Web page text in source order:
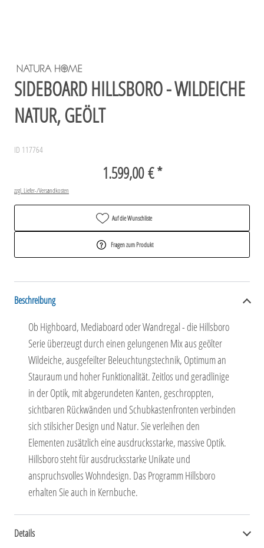
SIDEBOARD HILLSBORO - WILDEICHE
NATUR, GEÖLT
ID 117764
1.599,00 € *
zzgl. Liefer-/Versandkosten
Auf die Wunschliste
Fragen zum Produkt
Beschreibung
Ob Highboard, Mediaboard oder Wandregal - die Hillsboro
Serie überzeugt durch einen gelungenen Mix aus geölter
Wildeiche, ausgefeilter Beleuchtungstechnik, Optimum an
Stauraum und hoher Funktionalität. Zeitlos und geradlinige
in der Optik, mit abgerundeten Kanten, geschroppten,
sichtbaren Rückwänden und Schubkastenfronten verbinden
sich stilsicher Design und Natur. Sie verleihen den
Elementen zusätzlich eine ausdrucksstarke, massive Optik.
Hillsboro steht für ausdrucksstarke Unikate und
anspruchsvolles Wohndesign. Das Programm Hillsboro
erhalten Sie auch in Kernbuche.
Details